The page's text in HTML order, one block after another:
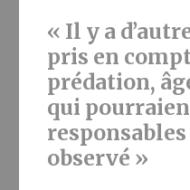
« Il y a
pris en
prédation,
qui
responsables
observé »